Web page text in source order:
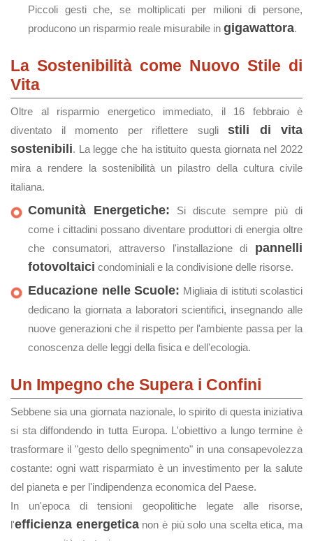
Piccoli gesti che, se moltiplicati per milioni di persone,
producono un risparmio reale misurabile in gigawattora.
La Sostenibilità come Nuovo Stile di
Vita
Oltre al risparmio energetico immediato, il 16 febbraio è
diventato il momento per riflettere sugli stili di vita
sostenibili. La legge che ha istituito questa giornata nel 2022
mira a rendere la sostenibilità un pilastro della cultura civile
italiana.
Comunità Energetiche: Si discute sempre più di
come i cittadini possano diventare produttori di energia oltre
che consumatori, attraverso l'installazione di pannelli
fotovoltaici condominiali e la condivisione delle risorse.
Educazione nelle Scuole: Migliaia di istituti scolastici
dedicano la giornata a laboratori scientifici, insegnando alle
nuove generazioni che il rispetto per l'ambiente passa per la
conoscenza delle leggi della fisica e dell'ecologia.
Un Impegno che Supera i Confini
Sebbene sia una giornata nazionale, lo spirito di questa iniziativa
si sta diffondendo in tutta Europa. L'obiettivo a lungo termine è
trasformare il "gesto dello spegnimento" in una consapevolezza
costante: ogni watt risparmiato è un investimento per la salute
del pianeta e per l'indipendenza economica del Paese.
In un'epoca di tensioni geopolitiche legate alle risorse,
l'efficienza energeticanon è più solo una scelta etica, ma